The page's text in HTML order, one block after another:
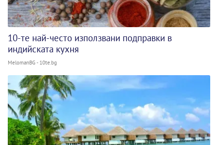
10-те най-често използвани подправки в
индийската кухня
MelomanBG - 10te.bg